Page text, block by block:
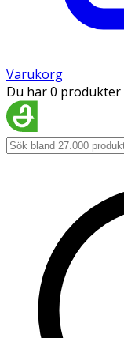
Varukorg
Du har 0